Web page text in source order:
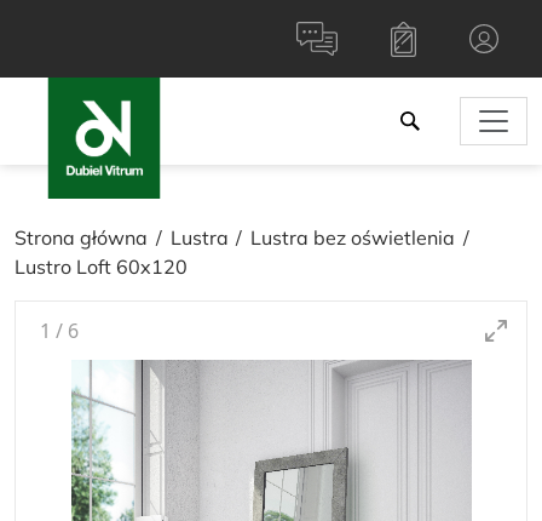
Strona główna Lustra
Lustra bez oświetlenia
Lustro Loft 60x120
1 / 6